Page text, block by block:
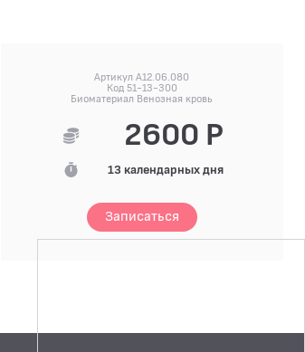
Артикул A12.06.080
Код 51-13-300
Биоматериал Венозная кровь
2600 Р
13 календарных дня
Записаться